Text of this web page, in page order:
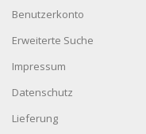
Benutzerkonto
Erweiterte Suche
Impressum
Datenschutz
Lieferung